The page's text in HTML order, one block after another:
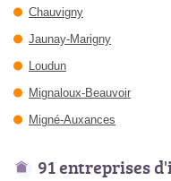
Chauvigny
Jaunay-Marigny
Loudun
Mignaloux-Beauvoir
Migné-Auxances
91 entreprises